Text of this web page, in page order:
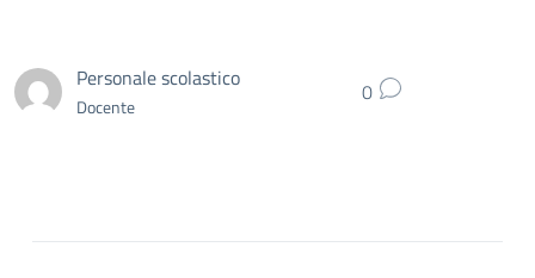
Personale scolastico
Docente 0